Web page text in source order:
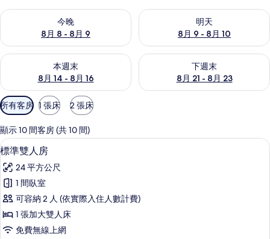
今晚
8月 8 - 8月 9
查看今晚 (8月 8 - 8月 9) 的供應情況
明天
8月 9 - 8月 10
查看明天 (8月 9 - 8月 10) 的供
本週末
8月 14 - 8月 16
查看本週末 (8月 14 - 8月 16) 的供應情況
下週末
8月 21 - 8月 23
查看下週末 (8月 21 - 8月 23)
可
用
的
客
房
篩
選
條
所有客房 1 張床 2 張床
顯示 10 間客房 (共 10 間)
顯
示
標
準
雙
人
羽絨被、書桌、筆電工作空間、免費
4
標準雙人房
24 平方公尺
1 間臥室
可容納 2 人 (依實際入住人數計費)
1 張加大雙人床
免費無線上網